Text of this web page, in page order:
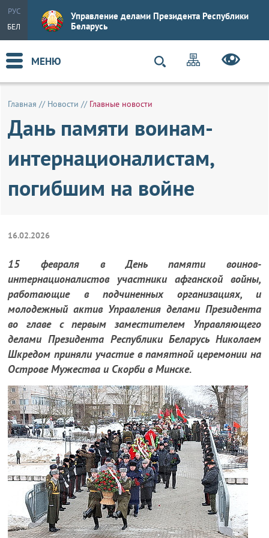
РУС
БЕЛ
Управление делами Президента Республики
Беларусь
МЕНЮ
Главная // Новости // Главные новости
Дань памяти воинам-
интернационалистам,
погибшим на войне
16.02.2026
15 февраля в День памяти воинов-
интернационалистов участники афганской войны,
работающие в подчиненных организациях, и
молодежный актив Управления делами Президента
во главе с первым заместителем Управляющего
делами Президента Республики Беларусь Николаем
Шкредом приняли участие в памятной церемонии на
Острове Мужества и Скорби в Минске.